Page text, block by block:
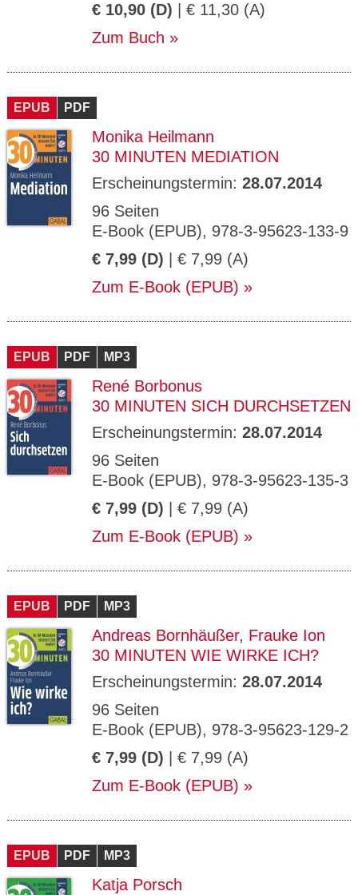
€ 10,90 (D) | € 11,30 (A)
Zum Buch
EPUB PDF
Monika Heilmann
30 MINUTEN MEDIATION
Erscheinungstermin: 28.07.2014
96 Seiten
E-Book (EPUB), 978-3-95623-133-9
€ 7,99 (D) | € 7,99 (A)
Zum E-Book (EPUB)
EPUB PDF MP3
René Borbonus
30 MINUTEN SICH DURCHSETZEN
Erscheinungstermin: 28.07.2014
96 Seiten
E-Book (EPUB), 978-3-95623-135-3
€ 7,99 (D) | € 7,99 (A)
Zum E-Book (EPUB)
EPUB PDF MP3
Andreas Bornhäußer, Frauke Ion
30 MINUTEN WIE WIRKE ICH?
Erscheinungstermin: 28.07.2014
96 Seiten
E-Book (EPUB), 978-3-95623-129-2
€ 7,99 (D) | € 7,99 (A)
Zum E-Book (EPUB)
EPUB PDF MP3
Katja Porsch